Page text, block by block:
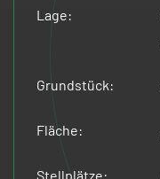
Lage:
Grundstück:
Fläche:
Stellplätze: